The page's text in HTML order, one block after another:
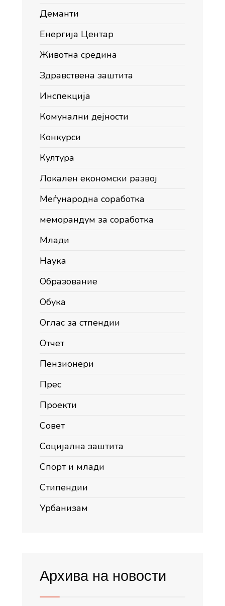
Деманти
Енергија Центар
Животна средина
Здравствена заштита
Инспекција
Комунални дејности
Конкурси
Култура
Локален економски развој
Меѓународна соработка
меморандум за соработка
Млади
Наука
Образование
Обука
Оглас за стпендии
Отчет
Пензионери
Прес
Проекти
Совет
Социјална заштита
Спорт и млади
Стипендии
Урбанизам
Архива на новости